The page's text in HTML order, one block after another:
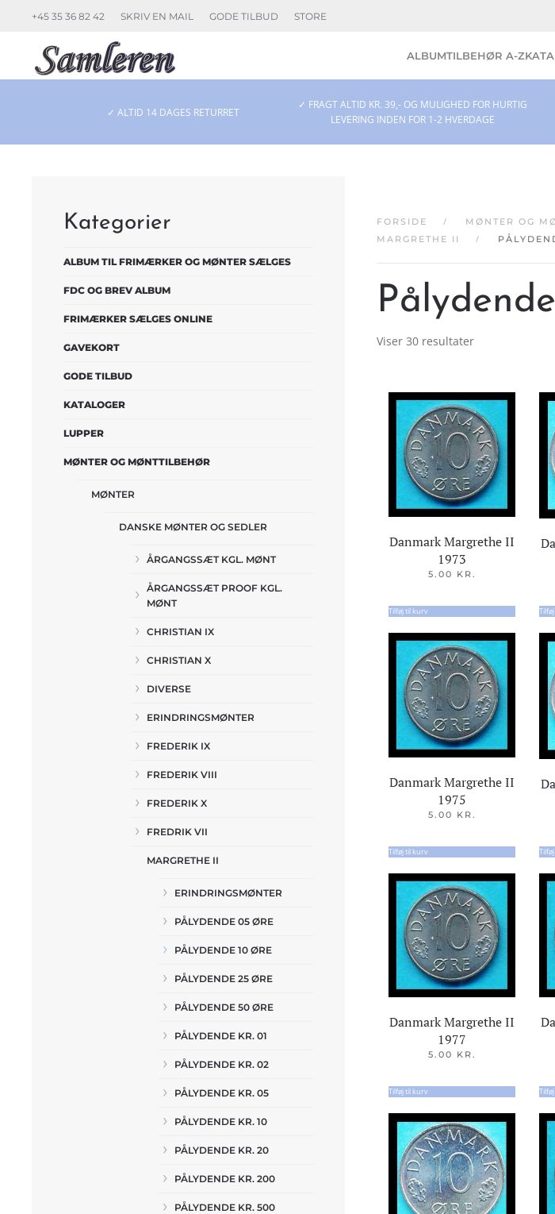
Skip to main content
+45 35 36 82 42 SKRIV EN MAIL GODE TILBUD STORE
ALBUMTILBEHØR A-Z
✓ ALTID 14 DAGES RETURRET
✓ FRAGT ALTID KR. 39,- OG MULIGHED FOR HURTIG
LEVERING INDEN FOR 1-2 HVERDAGE
Kategorier
ALBUM TIL FRIMÆRKER OG MØNTER SÆLGES
FDC OG BREV ALBUM
FRIMÆRKER SÆLGES ONLINE
GAVEKORT
GODE TILBUD
KATALOGER
LUPPER
MØNTER OG MØNTTILBEHØR
MØNTER
DANSKE MØNTER OG SEDLER
ÅRGANGSSÆT KGL. MØNT
ÅRGANGSSÆT PROOF KGL.
MØNT
CHRISTIAN IX
CHRISTIAN X
DIVERSE
ERINDRINGSMØNTER
FREDERIK IX
FREDERIK VIII
FREDERIK X
FREDRIK VII
MARGRETHE II
ERINDRINGSMØNTER
PÅLYDENDE 05 ØRE
PÅLYDENDE 10 ØRE
PÅLYDENDE 25 ØRE
PÅLYDENDE 50 ØRE
PÅLYDENDE KR. 01
PÅLYDENDE KR. 02
PÅLYDENDE KR. 05
PÅLYDENDE KR. 10
PÅLYDENDE KR. 20
PÅLYDENDE KR. 200
PÅLYDENDE KR. 500
FORSIDE MØNTER OG
MARGRETHE II
Viser 30 resultater
Danmark Margrethe II
1973
5.00 KR.
Tilføj til kurv
Danmark Margrethe II
1975
5.00 KR.
Tilføj til kurv
Danmark Margrethe II
1977
5.00 KR.
Tilføj til kurv